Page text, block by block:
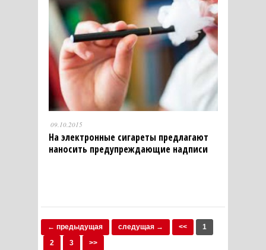
09.10.2015
На электронные сигареты предлагают
наносить предупреждающие надписи
← предыдущая следущая → <<
1
2
3 >>